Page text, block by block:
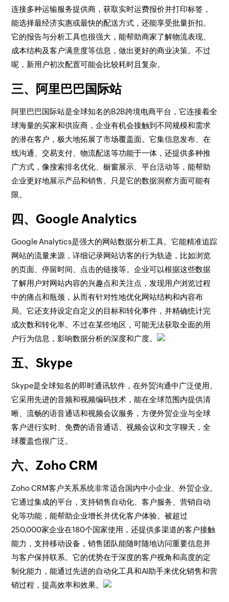
连接多种运输服务提供商，获取实时运费报价并打印标签，
能选择最经济实惠或最快的配送方式，还能享受批量折扣。
它的报告与分析工具也很强大，能帮助商家了解物流表现、
成本结构及客户满意度等信息，做出更好的商业决策。不过
呢，新用户初次配置可能会比较耗时且复杂。
三、阿里巴巴国际站
阿里巴巴国际站是全球知名的B2B跨境电商平台，它连接着全
球海量的买家和供应商，企业有机会接触到不同规模和需求
的潜在客户，极大地拓展了市场覆盖面。它集信息发布、在
线沟通、交易支付、物流配送等功能于一体，还提供多种推
广方式，像搜索排名优化、橱窗展示、平台活动等，能帮助
企业更好地展示产品和销售。只是它的数据洞察方面可能有
限。
四、Google Analytics
Google Analytics是强大的网站数据分析工具。它能精准追踪
网站的流量来源，详细记录网站访客的行为轨迹，比如浏览
的页面、停留时间、点击的链接等。企业可以根据这些数据
了解用户对网站内容的兴趣点和关注点，发现用户浏览过程
中的痛点和瓶颈，从而有针对性地优化网站结构和内容布
局。它还支持设定自定义的目标和转化事件，并精确统计完
成次数和转化率。不过在某些地区，可能无法获取全面的用
户行为信息，影响数据分析的深度和广度。
五、Skype
Skype是全球知名的即时通讯软件，在外贸沟通中广泛使用。
它采用先进的音频和视频编码技术，能在全球范围内提供清
晰、流畅的语音通话和视频会议服务，方便外贸企业与全球
客户进行实时、免费的语音通话、视频会议和文字聊天，全
球覆盖也很广泛。
六、Zoho CRM
Zoho CRM客户关系系统非常适合国内中小企业、外贸企业。
它通过集成的平台，支持销售自动化、客户服务、营销自动
化等功能，能帮助企业增长并优化客户体验。被超过
250,000家企业在180个国家使用，还提供多渠道的客户接触
能力，支持移动设备，销售团队能随时随地访问重要信息并
与客户保持联系。它的优势在于深度的客户视角和高度的定
制化能力，能通过先进的自动化工具和AI助手来优化销售和营
销过程，提高效率和效果。